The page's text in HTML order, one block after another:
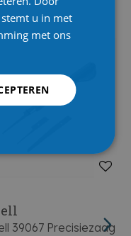
39067 Precisiezaag
u in met
met ons